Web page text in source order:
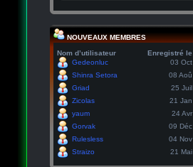
NOUVEAUX MEMBRES
Nom d’utilisateur
Enregistré le
Gedeonluc
03 Oct
Shinra Setora
08 Aoû
Griad
25 Juil
Zicolas
21 Jan
yaum
24 Avr
Gorvak
09 Déc
Rulesless
04 Nov
Straizo
21 Mai